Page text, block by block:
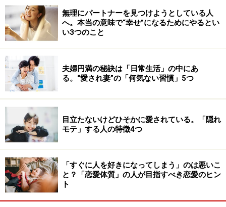
あるのです。そんな相手が1人でもいたら、心はより豊
かになるものなんですよね。
できていないこと2：無償で大切な相手に奉
仕すること
損得勘定がある人は、相手にしてあげる行為の多くに、
自分の利益がセットになっています。例えば、「この化
粧品、いいよ」と薦める場合でも、それを相手が購入す
ることで、自分にも利益が生まれることが少なくありま
せん。例えば、ネットワークビジネスも、そういうもの
ですよね。だから、やってしまうと友達を失うことが多
いのです。
無理にパートナーを見つけようとしている人
へ。本当の意味で“幸せ”になるためにやるとい
い3つのこと
夫婦円満の秘訣は「日常生活」の中にあ
る。“愛され妻”の「何気ない習慣」5つ
目立たないけどひそかに愛されている。「隠れ
モテ」する人の特徴4つ
「すぐに人を好きになってしまう」のは悪いこ
と？「恋愛体質」の人が目指すべき恋愛のヒン
ト